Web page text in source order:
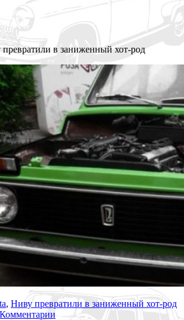
в заниженный хот-род
, Ниву превратили в заниженный хот-род